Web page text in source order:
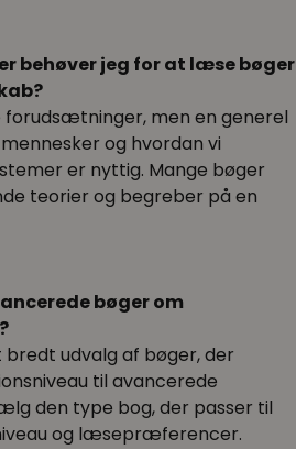
behøver jeg for at læse bøger
forudsætninger, men en generel
og hvordan vi
er nyttig. Mange bøger
teorier og begreber på en
bøger om
bredt udvalg af bøger, der
til avancerede
den type bog, der passer til
og læsepræferencer.